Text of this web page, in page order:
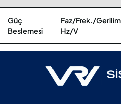
Güç
Beslemesi
Faz/Frek./Gerilim
Hz/V